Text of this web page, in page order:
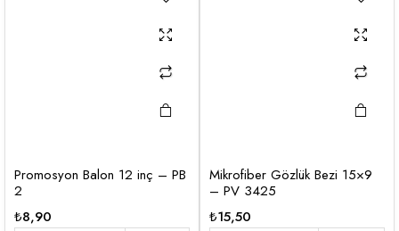
Promosyon Balon 12 inç – PB
2
₺8,90
Mikrofiber Gözlük Bezi 15×9
– PV 3425
₺15,50